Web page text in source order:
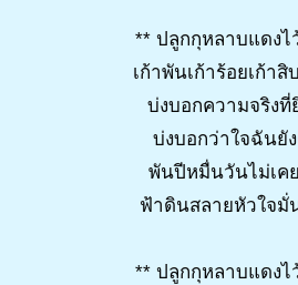
** ปลูกกุหลาบแดงไ
เก้าพันเก้าร้อยเก้าสิ
บ่งบอกความจริงที่
บ่งบอกว่าใจฉันยั
พันปีหมื่นวันไม่เค
ฟ้าดินสลายหัวใจมั่
** ปลูกกุหลาบแดงไ